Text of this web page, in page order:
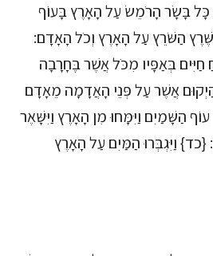
כָּל בָּשָׂר הָרֹמֵשׂ עַל הָאָרֶץ בָּעוֹף
הַשֹּׁרֵץ עַל הָאָרֶץ וְכֹל הָאָדָם:
בְּאַפָּיו מִכֹּל אֲשֶׁר בֶּחָרָבָה
אֲשֶׁר עַל פְּנֵי הָאֲדָמָה מֵאָדָם
הַשָּׁמַיִם וַיִּמָּחוּ מִן הָאָרֶץ וַיִּשָּׁאֶר
וַיִּגְבְּרוּ הַמַּיִם עַל הָאָרֶץ